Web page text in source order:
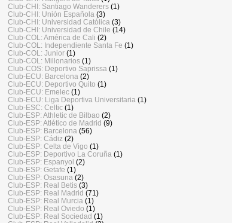
Club-CHI: Santiago Wanderers (1)
Club-CHI: Unión Española (3)
Club-CHI: Universidad Católica (3)
Club-CHI: Universidad de Chile (14)
Club-COL: América de Cali (2)
Club-COL: Independiente Santa Fe (1)
Club-COL: Junior (1)
Club-COL: Millonarios (1)
Club-COS: Deportivo Saprissa (1)
Club-ECU: Barcelona (2)
Club-ECU: Deportivo Quito (1)
Club-ECU: Emelec (1)
Club-ECU: Liga Deportiva Universitaria (1)
Club-ESC: Celtic (1)
Club-ESP: Athletic de Bilbao (2)
Club-ESP: Atlético de Madrid (9)
Club-ESP: Barcelona (56)
Club-ESP: Cádiz (2)
Club-ESP: Celta de Vigo (1)
Club-ESP: Deportivo La Coruña (1)
Club-ESP: Espanyol (2)
Club-ESP: Getafe (1)
Club-ESP: Osasuna (2)
Club-ESP: Real Betis (3)
Club-ESP: Real Madrid (71)
Club-ESP: Real Murcia (1)
Club-ESP: Real Oviedo (1)
Club-ESP: Real Sociedad (1)